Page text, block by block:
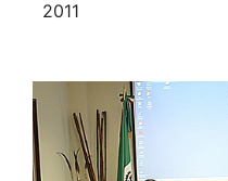
2011